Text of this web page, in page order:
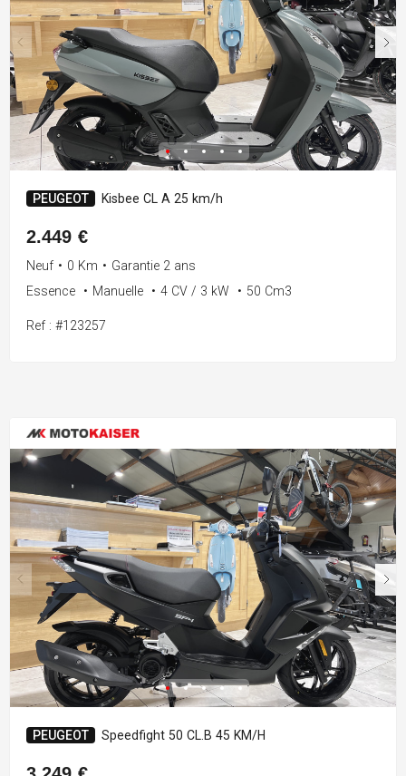
PEUGEOT Kisbee CL A 25 km/h
2.449 €
Neuf • 0 Km • Garantie 2 ans
Essence
• Manuelle • 4 CV / 3 kW • 50 Cm3
Ref : #123257
PEUGEOT Speedfight 50 CL.B 45 KM/H